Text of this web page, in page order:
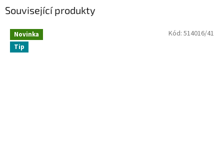
Související produkty
Novinka
Tip
Kód: 514016/41